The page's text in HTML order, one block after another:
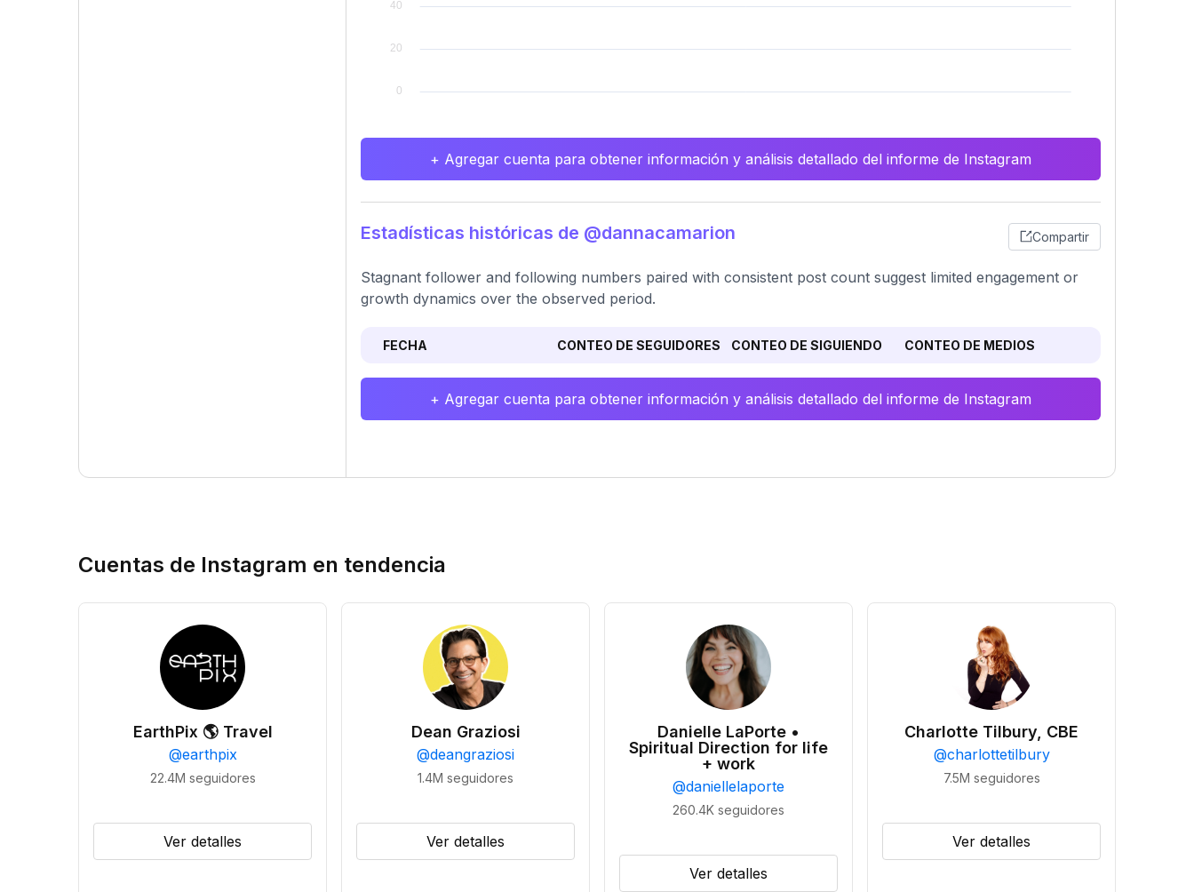
+ Agregar cuenta para obtener información y análisis detallado del informe de Instagram
Estadísticas históricas de @dannacamarion Compartir
Stagnant follower and following numbers paired with consistent post count suggest limited engagement or
growth dynamics over the observed period.
FECHA CONTEO DE SEGUIDORES CONTEO DE SIGUIENDO CONTEO DE MEDIOS
+ Agregar cuenta para obtener información y análisis detallado del informe de Instagram
Cuentas de Instagram en tendencia
EarthPix 🌎 Travel
@earthpix
22.4M seguidores
Ver detalles
Dean Graziosi
@deangraziosi
1.4M seguidores
Ver detalles
Danielle LaPorte •
Spiritual Direction for life
+ work
@daniellelaporte
260.4K seguidores
Ver detalles
Charlotte Tilbury, CBE
@charlottetilbury
7.5M seguidores
Ver detalles